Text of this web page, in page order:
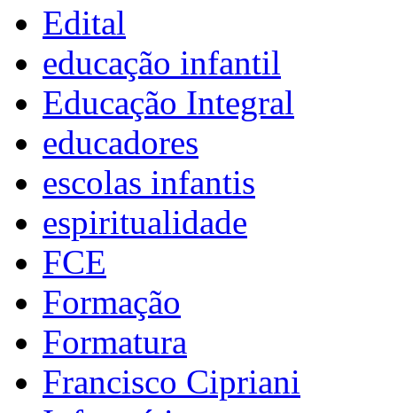
Edital
educação infantil
Educação Integral
educadores
escolas infantis
espiritualidade
FCE
Formação
Formatura
Francisco Cipriani